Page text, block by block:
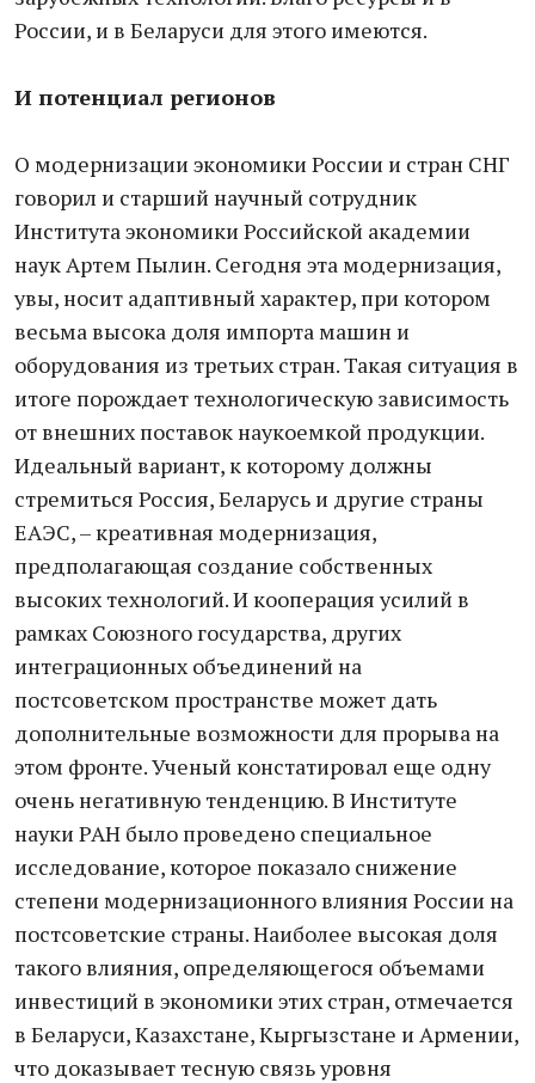
России, и в Беларуси для этого имеются.
И потенциал регионов
О модернизации экономики России и стран СНГ
говорил и старший научный сотрудник
Института экономики Российской академии
наук Артем Пылин. Сегодня эта модернизация,
увы, носит адаптивный характер, при котором
весьма высока доля импорта машин и
оборудования из третьих стран. Такая ситуация в
итоге порождает технологическую зависимость
от внешних поставок наукоемкой продукции.
Идеальный вариант, к которому должны
стремиться Россия, Беларусь и другие страны
ЕАЭС, – креативная модернизация,
предполагающая создание собственных
высоких технологий. И кооперация усилий в
рамках Союзного государства, других
интеграционных объединений на
постсоветском пространстве может дать
дополнительные возможности для прорыва на
этом фронте. Ученый констатировал еще одну
очень негативную тенденцию. В Институте
науки РАН было проведено специальное
исследование, которое показало снижение
степени модернизационного влияния России на
постсоветские страны. Наиболее высокая доля
такого влияния, определяющегося объемами
инвестиций в экономики этих стран, отмечается
в Беларуси, Казахстане, Кыргызстане и Армении,
что доказывает тесную связь уровня